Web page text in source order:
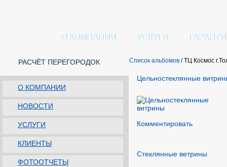
О КОМПАНИИ УСЛУГИ
РАСЧЁТ ПЕРЕГОРОДОК
О КОМПАНИИ
НОВОСТИ
УСЛУГИ
КЛИЕНТЫ
ФОТООТЧЕТЫ
Список альбомов / ТЦ Космос
Цельностеклянные
Комментировать
Стеклянные ветрины